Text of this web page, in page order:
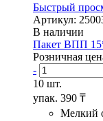
Быстрый
Артикул:
В наличии
Пакет ВПП
Розничная
-
10 шт.
упак. 390 ₸
Мелкий